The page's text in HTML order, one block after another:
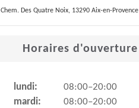
Chem. Des Quatre Noix, 13290 Aix-en-Provence
Horaires d'ouverture
lundi:
08:00–20:00
mardi:
08:00–20:00